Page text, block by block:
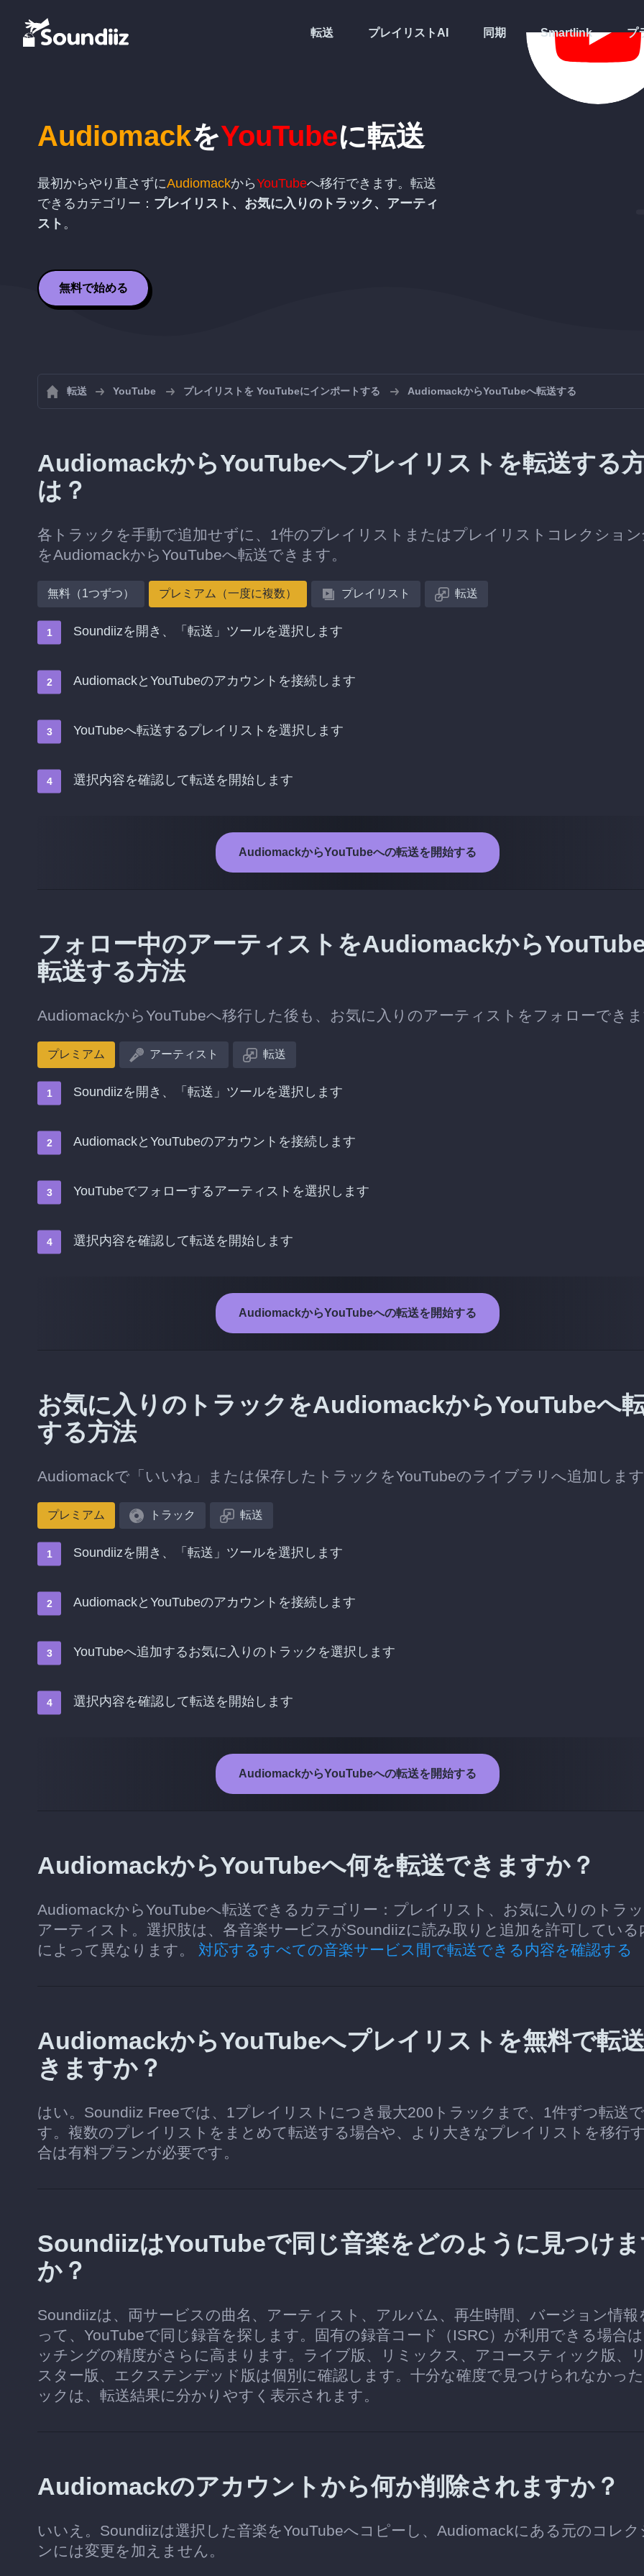
転送 プレイリストAI 同期 Smartlink プ
AudiomackをYouTubeに転送
最初からやり直さずにAudiomackからYouTubeへ移行できます。転送
できるカテゴリー： プレイリスト、お気に入りのトラック、アーティ
スト 。
無料で始める
転送 YouTube プレイリストを YouTubeにインポートする AudiomackからYouTubeへ転送する
AudiomackからYouTubeへプレイリストを転送する
は？
各トラックを手動で追加せずに、1件のプレイリストまたはプレイリストコレクション
をAudiomackからYouTubeへ転送できます。
無料（1つずつ） プレミアム（一度に複数） プレイリスト 転送
Soundiizを開き、「転送」ツールを選択します
AudiomackとYouTubeのアカウントを接続します
YouTubeへ転送するプレイリストを選択します
選択内容を確認して転送を開始します
AudiomackからYouTubeへの転送を開始する
フォロー中のアーティストをAudiomackから
転送する方法
AudiomackからYouTubeへ移行した後も、お気に入りのアーティストをフォローできま
プレミアム アーティスト 転送
Soundiizを開き、「転送」ツールを選択します
AudiomackとYouTubeのアカウントを接続します
YouTubeでフォローするアーティストを選択します
選択内容を確認して転送を開始します
AudiomackからYouTubeへの転送を開始する
お気に入りのトラックをAudiomackからYouTubeへ
する方法
Audiomackで「いいね」または保存したトラックをYouTubeのライブラリへ追加します
プレミアム トラック 転送
Soundiizを開き、「転送」ツールを選択します
AudiomackとYouTubeのアカウントを接続します
YouTubeへ追加するお気に入りのトラックを選択します
選択内容を確認して転送を開始します
AudiomackからYouTubeへの転送を開始する
AudiomackからYouTubeへ何を転送できますか？
AudiomackからYouTubeへ転送できるカテゴリー：プレイリスト、お気に入りのトラッ
アーティスト。選択肢は、各音楽サービスがSoundiizに読み取りと追加を許可している
によって異なります。 対応するすべての音楽サービス間で転送できる内容を確認する
AudiomackからYouTubeへプレイリストを無料で転
きますか？
はい。Soundiiz Freeでは、1プレイリストにつき最大200トラックまで、1件ずつ転送
す。複数のプレイリストをまとめて転送する場合や、より大きなプレイリストを移行
合は有料プランが必要です。
SoundiizはYouTubeで同じ音楽をどのように見つけ
か？
Soundiizは、両サービスの曲名、アーティスト、アルバム、再生時間、バージョン情報
って、YouTubeで同じ録音を探します。固有の録音コード（ISRC）が利用できる場合
ッチングの精度がさらに高まります。ライブ版、リミックス、アコースティック版、
スター版、エクステンデッド版は個別に確認します。十分な確度で見つけられなかっ
ックは、転送結果に分かりやすく表示されます。
Audiomackのアカウントから何か削除されますか？
いいえ。Soundiizは選択した音楽をYouTubeへコピーし、Audiomackにある元のコレク
ンには変更を加えません。